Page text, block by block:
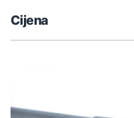
Cijena